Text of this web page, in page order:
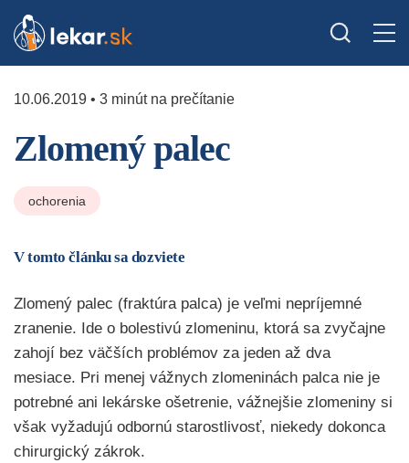
10.06.2019 • 3 minút na prečítanie
Zlomený palec
ochorenia
V tomto článku sa dozviete
Zlomený palec (fraktúra palca) je veľmi nepríjemné
zranenie. Ide o bolestivú zlomeninu, ktorá sa zvyčajne
zahojí bez väčších problémov za jeden až dva
mesiace. Pri menej vážnych zlomeninách palca nie je
potrebné ani lekárske ošetrenie, vážnejšie zlomeniny si
však vyžadujú odbornú starostlivosť, niekedy dokonca
chirurgický zákrok.